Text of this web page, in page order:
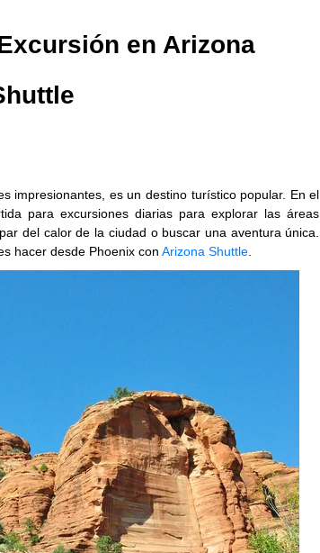
en Arizona
impresionantes, es un destino turístico popular. En el
para excursiones diarias para explorar las áreas
del calor de la ciudad o buscar una aventura única.
hacer desde Phoenix con Arizona Shuttle